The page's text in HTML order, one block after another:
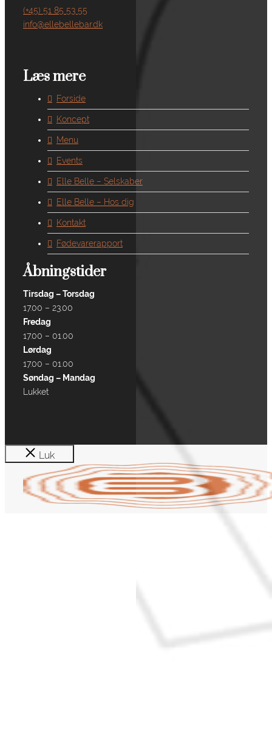
(+45) 51 85 53 55
info@ellebellebar.dk
Læs mere
Forside
Koncept
Menu
Events
Elle Belle – Selskaber
Elle Belle – Hos dig
Kontakt
Fødevarerapport
Åbningstider
Tirsdag – Torsdag
17.00 – 23.00
Fredag
17.00 – 01.00
Lørdag
17.00 – 01.00
Søndag – Mandag
Lukket
Luk